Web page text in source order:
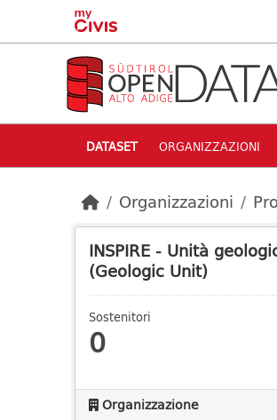
Skip to main content
DATASET ORGANIZZAZIONI
Organizzazioni
INSPIRE - Unità
(Geologic Unit)
Sostenitori
0
Organizzazione